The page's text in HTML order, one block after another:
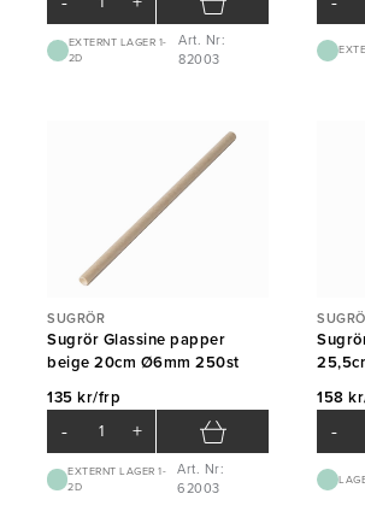
EXTERNT LAGER 1-
2D
Art. Nr:
82003
SUGRÖR
Sugrör Glassine papper
beige 20cm Ø6mm 250st
135 kr/frp
- +
EXTERNT LAGER 1-
2D
Art. Nr:
62003
158
-